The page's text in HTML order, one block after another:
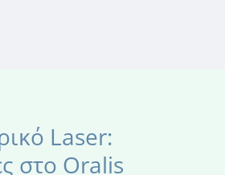
Laser:
στο Oralis